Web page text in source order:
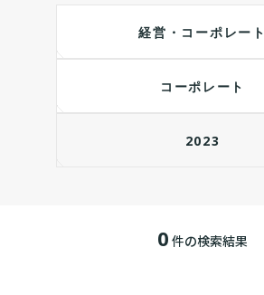
経営・コーポレート
コーポレート
2023
0 件の検索結果